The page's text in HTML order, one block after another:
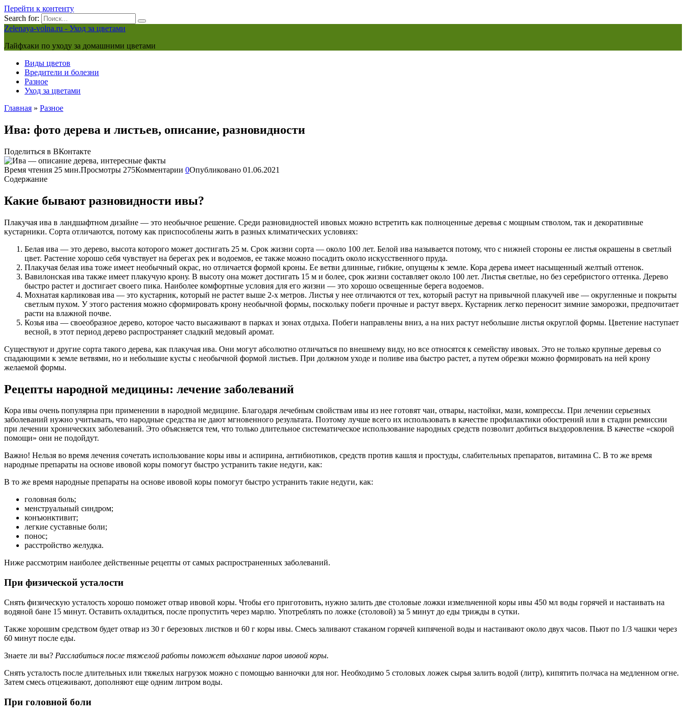
Перейти к контенту
Search for:
Zelenaya-volna.ru - Уход за цветами
Лайфхаки по уходу за домашними цветами
Виды цветов
Вредители и болезни
Разное
Уход за цветами
Главная » Разное
Ива: фото дерева и листьев, описание, разновидности
Поделиться в ВКонтакте
Время чтения 25 мин.Просмотры 275Комментарии 0Опубликовано 01.06.2021
Содержание
Какие бывают разновидности ивы?
Плакучая ива в ландшафтном дизайне — это необычное решение. Среди разновидностей ивовых можно встретить как полноценные деревья с мощным стволом, так и декоративные
кустарники. Сорта отличаются, потому как приспособлены жить в разных климатических условиях:
Белая ива — это дерево, высота которого может достигать 25 м. Срок жизни сорта — около 100 лет. Белой ива называется потому, что с нижней стороны ее листья окрашены в светлый
цвет. Растение хорошо себя чувствует на берегах рек и водоемов, ее также можно посадить около искусственного пруда.
Плакучая белая ива тоже имеет необычный окрас, но отличается формой кроны. Ее ветви длинные, гибкие, опущены к земле. Кора дерева имеет насыщенный желтый оттенок.
Вавилонская ива также имеет плакучую крону. В высоту она может достигать 15 м и более, срок жизни составляет около 100 лет. Листья светлые, но без серебристого оттенка. Дерево
быстро растет и достигает своего пика. Наиболее комфортные условия для его жизни — это хорошо освещенные берега водоемов.
Мохнатая карликовая ива — это кустарник, который не растет выше 2-х метров. Листья у нее отличаются от тех, который растут на привычной плакучей иве — округленные и покрыты
светлым пухом. У этого растения можно сформировать крону необычной формы, поскольку побеги прочные и растут вверх. Кустарник легко переносит зимние заморозки, предпочитает
расти на влажной почве.
Козья ива — своеобразное дерево, которое часто высаживают в парках и зонах отдыха. Побеги направлены вниз, а на них растут небольшие листья округлой формы. Цветение наступает
весной, в этот период дерево распространяет сладкий медовый аромат.
Существуют и другие сорта такого дерева, как плакучая ива. Они могут абсолютно отличаться по внешнему виду, но все относятся к семейству ивовых. Это не только крупные деревья со
спадающими к земле ветвями, но и небольшие кусты с необычной формой листьев. При должном уходе и поливе ива быстро растет, а путем обрезки можно формировать на ней крону
желаемой формы.
Рецепты народной медицины: лечение заболеваний
Кора ивы очень популярна при применении в народной медицине. Благодаря лечебным свойствам ивы из нее готовят чаи, отвары, настойки, мази, компрессы. При лечении серьезных
заболеваний нужно учитывать, что народные средства не дают мгновенного результата. Поэтому лучше всего их использовать в качестве профилактики обострений или в стадии ремиссии
при лечении хронических заболеваний. Это объясняется тем, что только длительное систематическое использование народных средств позволит добиться выздоровления. В качестве «скорой
помощи» они не подойдут.
Важно! Нельзя во время лечения сочетать использование коры ивы и аспирина, антибиотиков, средств против кашля и простуды, слабительных препаратов, витамина С. В то же время
народные препараты на основе ивовой коры помогут быстро устранить такие недуги, как:
В то же время народные препараты на основе ивовой коры помогут быстро устранить такие недуги, как:
головная боль;
менструальный синдром;
конъюнктивит;
легкие суставные боли;
понос;
расстройство желудка.
Ниже рассмотрим наиболее действенные рецепты от самых распространенных заболеваний.
При физической усталости
Снять физическую усталость хорошо поможет отвар ивовой коры. Чтобы его приготовить, нужно залить две столовые ложки измельченной коры ивы 450 мл воды горячей и настаивать на
водяной бане 15 минут. Оставить охладиться, после пропустить через марлю. Употреблять по ложке (столовой) за 5 минут до еды трижды в сутки.
Также хорошим средством будет отвар из 30 г березовых листков и 60 г коры ивы. Смесь заливают стаканом горячей кипяченой воды и настаивают около двух часов. Пьют по 1/3 чашки через
60 минут после еды.
Знаете ли вы? Расслабиться после тяжелой работы поможет вдыхание паров ивовой коры.
Снять усталость после длительных или тяжелых нагрузок можно с помощью ванночки для ног. Необходимо 5 столовых ложек сырья залить водой (литр), кипятить полчаса на медленном огне.
Затем смесь отцеживают, дополняют еще одним литром воды.
При головной боли